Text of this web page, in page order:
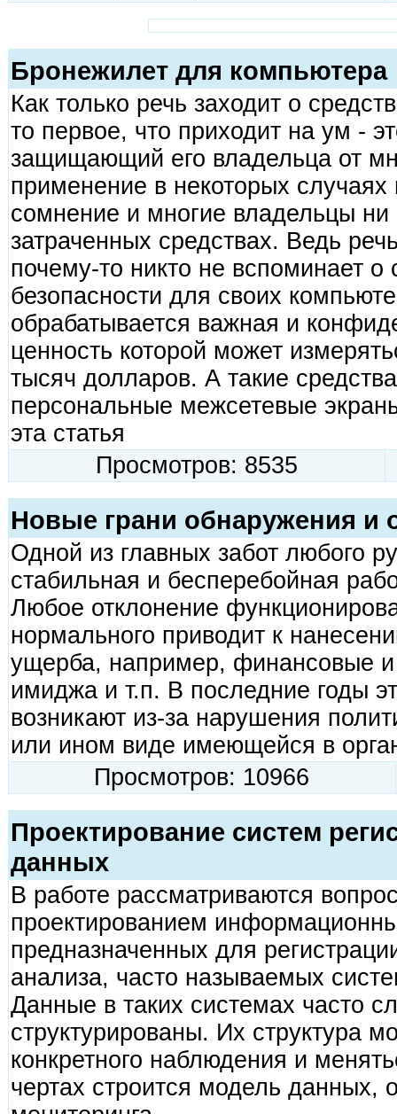
Бронежилет для компьютера
Как только речь заходит о
то первое, что приходит на ум -
защищающий его владельца от
применение в некоторых случаях
сомнение и многие владельцы
затраченных средствах. Ведь
почему-то никто не вспоминает о
безопасности для своих
обрабатывается важная и
ценность которой может
тысяч долларов. А такие
персональные межсетевые
эта статья
Просмотров: 8535
Новые грани обнаружения и
Одной из главных забот любого
стабильная и бесперебойная
Любое отклонение
нормального приводит к
ущерба, например, финансовые
имиджа и т.п. В последние годы
возникают из-за нарушения
или ином виде имеющейся в
Просмотров: 10966
Проектирование систем
данных
В работе рассматриваются
проектированием
предназначенных для
анализа, часто называемых
Данные в таких системах часто
структурированы. Их структура
конкретного наблюдения и
чертах строится модель данных,